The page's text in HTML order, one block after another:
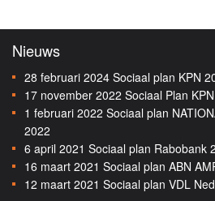
Nieuws
28 februari 2024 Sociaal plan KPN
17 november 2022 Sociaal Plan
1 februari 2022 Sociaal plan
2022
6 april 2021 Sociaal plan Rabobank
16 maart 2021 Sociaal plan ABN
12 maart 2021 Sociaal plan VDL